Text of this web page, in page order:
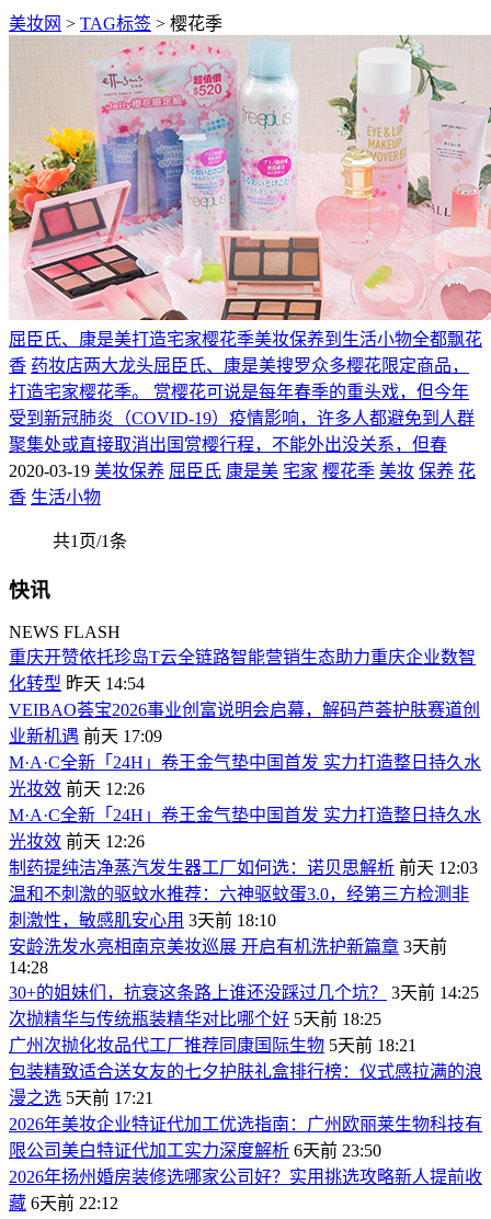
美妆网 > TAG标签 > 樱花季
屈臣氏、康是美打造宅家樱花季美妆保养到生活小物全都飘花
香 药妆店两大龙头屈臣氏、康是美搜罗众多樱花限定商品，
打造宅家樱花季。 赏樱花可说是每年春季的重头戏，但今年
受到新冠肺炎（COVID-19）疫情影响，许多人都避免到人群
聚集处或直接取消出国赏樱行程，不能外出没关系，但春
2020-03-19 美妆保养 屈臣氏 康是美 宅家 樱花季 美妆 保养 花
香 生活小物
共1页/1条
快讯
NEWS FLASH
重庆开赞依托珍岛T云全链路智能营销生态助力重庆企业数智
化转型 昨天 14:54
VEIBAO荟宝2026事业创富说明会启幕，解码芦荟护肤赛道创
业新机遇 前天 17:09
M·A·C全新「24H」卷王金气垫中国首发 实力打造整日持久水
光妆效 前天 12:26
M·A·C全新「24H」卷王金气垫中国首发 实力打造整日持久水
光妆效 前天 12:26
制药提纯洁净蒸汽发生器工厂如何选：诺贝思解析 前天 12:03
温和不刺激的驱蚊水推荐：六神驱蚊蛋3.0，经第三方检测非
刺激性，敏感肌安心用 3天前 18:10
安龄洗发水亮相南京美妆巡展 开启有机洗护新篇章 3天前
14:28
30+的姐妹们，抗衰这条路上谁还没踩过几个坑？
3天前 14:25
次抛精华与传统瓶装精华对比哪个好 5天前 18:25
广州次抛化妆品代工厂推荐同康国际生物 5天前 18:21
包装精致适合送女友的七夕护肤礼盒排行榜：仪式感拉满的浪
漫之选 5天前 17:21
2026年美妆企业特证代加工优选指南：广州欧丽莱生物科技有
限公司美白特证代加工实力深度解析 6天前 23:50
2026年扬州婚房装修选哪家公司好？实用挑选攻略新人提前收
藏 6天前 22:12